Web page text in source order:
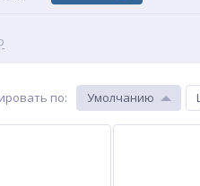
по: Умолчанию